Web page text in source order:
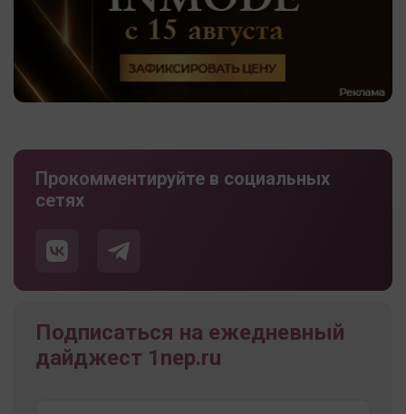
Прокомментируйте в социальных
сетях
Подписаться на ежедневный
дайджест 1nep.ru